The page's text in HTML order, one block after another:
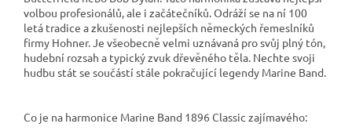
volbou profesionálů, ale i začátečníků. Odráží se na ní 100
letá tradice a zkušenosti nejlepších německých řemeslníků
firmy Hohner. Je všeobecně velmi uznávaná pro svůj plný tón,
hudební rozsah a typický zvuk dřevěného těla. Nechte svoji
hudbu stát se součástí stále pokračující legendy Marine Band.
Co je na harmonice Marine Band 1896 Classic zajímavého: